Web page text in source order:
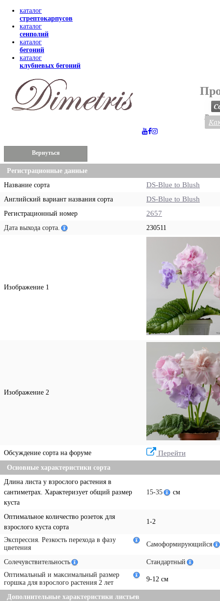
каталог
стрептокарпусов
каталог
сенполий
каталог
бегоний
каталог
клубневых бегоний
Вернуться
Регистрационные данные
Название сорта
DS-Blue to Blush
Английский вариант названия сорта DS-Blue to Blush
Регистрационный номер 2657
Дата выхода сорта. 230511
Изображение 1
Изображение 2
Обсуждение сорта на форуме Перейти
Основные характеристики сорта
Длина листа у взрослого растения в
сантиметрах. Характеризует общий размер
куста
15-35 см
Оптимальное количество розеток для
взрослого куста сорта
1-2
Экспрессия. Резкость перехода в фазу
цветения
Самоформирующийся
Солечувствительность
Стандартный
Оптимальный и максимальный размер
горшка для взрослого растения 2 лет
9-12 см
Дополнительные характеристики листьев